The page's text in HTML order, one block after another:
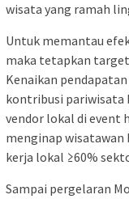
wisata yang ramah
Untuk memantau
maka tetapkan
Kenaikan
kontribusi pariwisata
vendor lokal di event
menginap wisatawan
kerja lokal ≥60%
Sampai pergelaran